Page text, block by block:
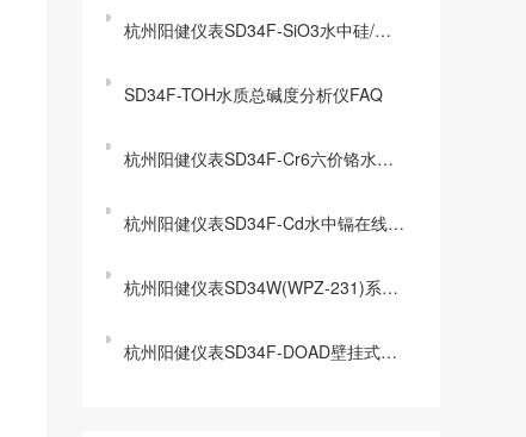
杭州阳健仪表SD34F-SiO3水中硅/硅酸盐分析仪FAQ常见问题解答
SD34F-TOH水质总碱度分析仪FAQ
杭州阳健仪表SD34F-Cr6六价铬水质在线分析仪常见问题解答
杭州阳健仪表SD34F-Cd水中镉在线分析仪常见问题解答
杭州阳健仪表SD34W(WPZ-231)系列温度传感器
杭州阳健仪表SD34F-DOAD壁挂式在线溶解氧仪常见问题解答